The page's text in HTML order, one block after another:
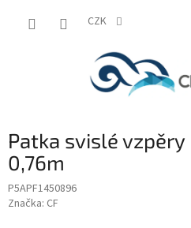
CZK
Patka svislé
0,76m
P5APF1450896
Značka: CF